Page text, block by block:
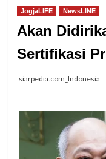
JogjaLIFE NewsLINE
Akan
Sertifikasi
siarpedia.com_Indonesia